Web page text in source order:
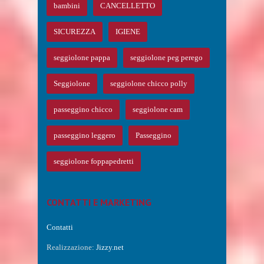
bambini CANCELLETTO
SICUREZZA IGIENE
seggiolone pappa seggiolone peg perego
Seggiolone seggiolone chicco polly
passeggino chicco seggiolone cam
passeggino leggero Passeggino
seggiolone foppapedretti
CONTATTI E MARKETING
Contatti
Realizzazione: Jizzy.net